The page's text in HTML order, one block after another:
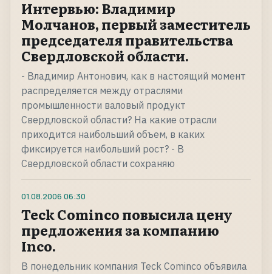
Интервью: Владимир
Молчанов, первый заместитель
председателя правительства
Свердловской области.
- Владимир Антонович, как в настоящий момент
распределяется между отраслями
промышленности валовый продукт
Свердловской области? На какие отрасли
приходится наибольший объем, в каких
фиксируется наибольший рост? - В
Свердловской области сохраняю
01.08.2006 06:30
Teck Cominco повысила цену
предложения за компанию
Inco.
В понедельник компания Teck Cominco объявила